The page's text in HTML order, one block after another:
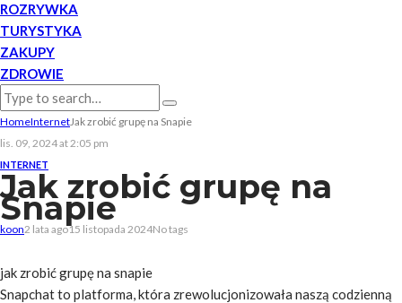
ROZRYWKA
TURYSTYKA
ZAKUPY
ZDROWIE
HomeInternetJak zrobić grupę na Snapie
lis. 09, 2024 at 2:05 pm
INTERNET
Jak zrobić grupę na
Snapie
koon2 lata ago15 listopada 2024No tags
jak zrobić grupę na snapie
Snapchat to platforma, która zrewolucjonizowała naszą codzienną